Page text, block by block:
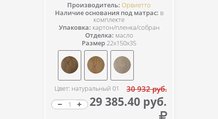
Производитель: Орвиетто
Наличие основания под матрас: в
комплекте
Упаковка: картон/пленка/собран
Отделка: масло
Размер22x150x35
Цвет: натуральный 01 30 932 руб.
29 385.40 руб.